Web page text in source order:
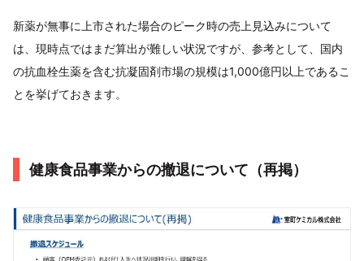
新薬が無事に上市された場合のピーク時の売上見込みについて
は、現時点ではまだ算出が難しい状況ですが、参考として、国内
の抗血栓生薬を含む抗凝固剤市場の規模は1,000億円以上であるこ
とを挙げておきます。
健康食品事業からの撤退について（再掲）